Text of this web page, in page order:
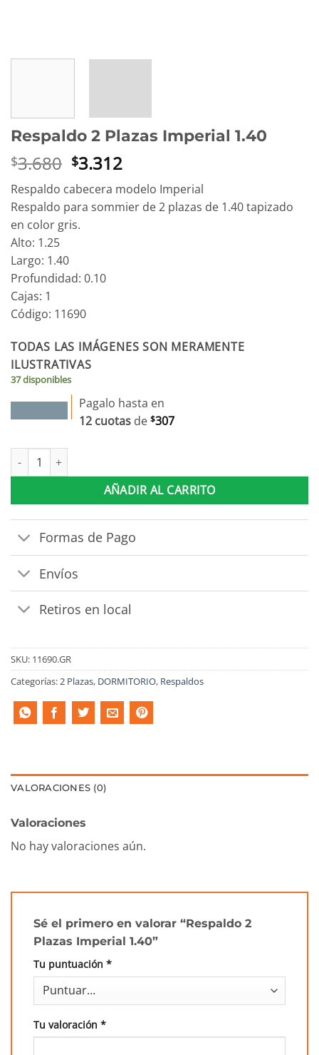
Respaldo 2 Plazas Imperial 1.40
$3.680 El
precio
original
era:
$3.680.
$3.312El
precio
actual
es:
Respaldo cabecera modelo Imperial
Respaldo para sommier de 2 plazas de 1.40 tapizado
en color gris.
Alto: 1.25
Largo: 1.40
Profundidad: 0.10
Cajas: 1
Código: 11690
TODAS LAS IMÁGENES SON MERAMENTE
ILUSTRATIVAS
37 disponibles
Pagalo hasta en
12 cuotas de $307
Respaldo 2 Plazas Imperial 1.40 cantidad
AÑADIR AL CARRITO
Formas de Pago
Envíos
Retiros en local
SKU: 11690.GR
Categorías:2 Plazas, DORMITORIO, Respaldos
VALORACIONES (0)
Valoraciones
No hay valoraciones aún.
Sé el primero en valorar “Respaldo 2
Plazas Imperial 1.40”
Tu puntuación *
Tu valoración *